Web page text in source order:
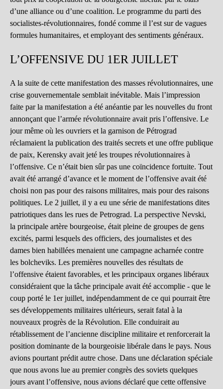
d’une alliance ou d’une coalition. Le programme du parti des
socialistes-révolutionnaires, fondé comme il l’est sur de vagues
formules humanitaires, et employant des sentiments généraux.
L’OFFENSIVE DU 1ER JUILLET
A la suite de cette manifestation des masses révolutionnaires, une
crise gouvernementale semblait inévitable. Mais l’impression
faite par la manifestation a été anéantie par les nouvelles du front
annonçant que l’armée révolutionnaire avait pris l’offensive. Le
jour même où les ouvriers et la garnison de Pétrograd
réclamaient la publication des traités secrets et une offre publique
de paix, Kerensky avait jeté les troupes révolutionnaires à
l’offensive. Ce n’était bien sûr pas une coïncidence fortuite. Tout
avait été arrangé d’avance et le moment de l’offensive avait été
choisi non pas pour des raisons militaires, mais pour des raisons
politiques. Le 2 juillet, il y a eu une série de manifestations dites
patriotiques dans les rues de Petrograd. La perspective Nevski,
la principale artère bourgeoise, était pleine de groupes de gens
excités, parmi lesquels des officiers, des journalistes et des
dames bien habillées menaient une campagne acharnée contre
les bolcheviks. Les premières nouvelles des résultats de
l’offensive étaient favorables, et les principaux organes libéraux
considéraient que la tâche principale avait été accomplie - que le
coup porté le 1er juillet, indépendamment de ce qui pourrait être
ses développements militaires ultérieurs, serait fatal à la
nouveaux progrès de la Révolution. Elle conduirait au
rétablissement de l’ancienne discipline militaire et renforcerait la
position dominante de la bourgeoisie libérale dans le pays. Nous
avions pourtant prédit autre chose. Dans une déclaration spéciale
que nous avons lue au premier congrès des soviets quelques
jours avant l’offensive, nous avions déclaré que cette offensive